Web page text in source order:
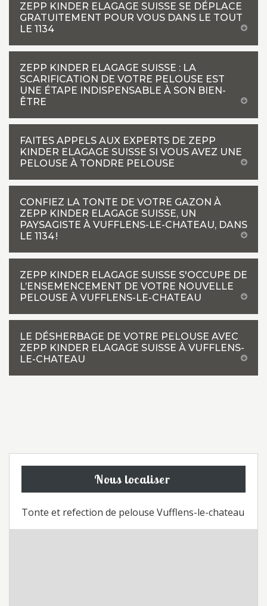
ZEPP KINDER ELAGAGE SUISSE SE DÉPLACE
GRATUITEMENT POUR VOUS DANS LE TOUT
LE 1134
ZEPP KINDER ELAGAGE SUISSE : LA
SCARIFICATION DE VOTRE PELOUSE EST
UNE ÉTAPE INDISPENSABLE À SON BIEN-
ÊTRE
FAITES APPELS AUX EXPERTS DE ZEPP
KINDER ELAGAGE SUISSE SI VOUS AVEZ UNE
PELOUSE À TONDRE PELOUSE
CONFIEZ LA TONTE DE VOTRE GAZON À
ZEPP KINDER ELAGAGE SUISSE, UN
PAYSAGISTE À VUFFLENS-LE-CHATEAU, DANS
LE 1134 !
ZEPP KINDER ELAGAGE SUISSE S'OCCUPE DE
L’ENSEMENCEMENT DE VOTRE NOUVELLE
PELOUSE À VUFFLENS-LE-CHATEAU
LE DÉSHERBAGE DE VOTRE PELOUSE AVEC
ZEPP KINDER ELAGAGE SUISSE À VUFFLENS-
LE-CHATEAU
Nous localiser
Tonte et refection de pelouse Vufflens-le-chateau